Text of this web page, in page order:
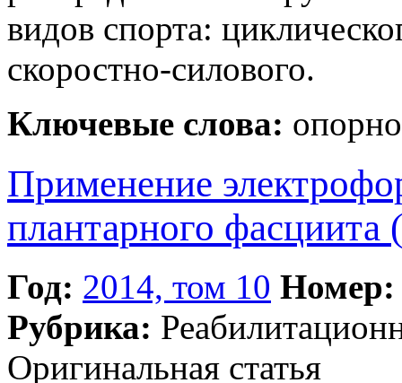
видов спорта:
скоростно-силового.
Ключевые слова:
Применение
плантарного
Год: 2014, том 10 Номер:
Рубрика:
Оригинальная статья